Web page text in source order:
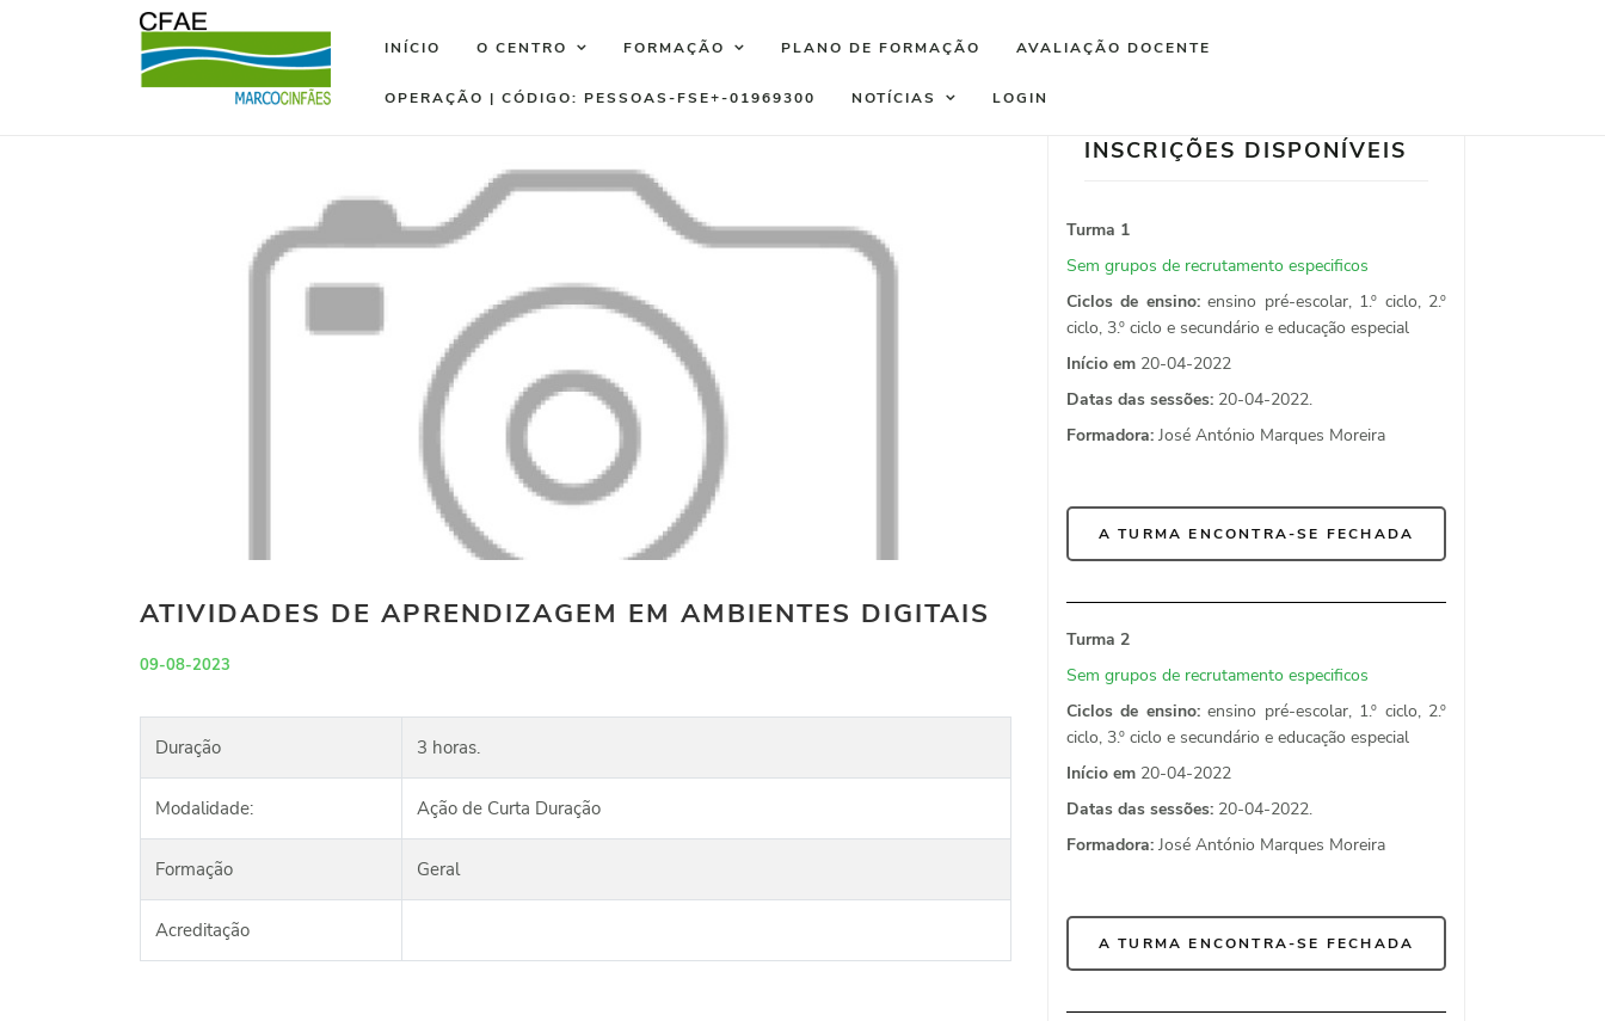
INÍCIO O CENTRO FORMAÇÃO PLANO DE FORMAÇÃO AVALIAÇÃO DOCENTE
OPERAÇÃO | CÓDIGO: PESSOAS-FSE+-01969300 NOTÍCIAS LOGIN
ATIVIDADES DE APRENDIZAGEM EM AMBIENTES DIGITAIS
09-08-2023
Duração 3 horas.
Modalidade: Ação de Curta Duração
Formação Geral
Acreditação
INSCRIÇÕES DISPONÍVEIS
Turma 1
Sem grupos de recrutamento especificos
Ciclos de ensino:ensino pré-escolar, 1.º ciclo, 2.º
ciclo, 3.º ciclo e secundário e educação especial
Início em 20-04-2022
Datas das sessões: 20-04-2022.
Formadora: José António Marques Moreira
A TURMA ENCONTRA-SE FECHADA
Turma 2
Sem grupos de recrutamento especificos
Ciclos de ensino:ensino pré-escolar, 1.º ciclo, 2.º
ciclo, 3.º ciclo e secundário e educação especial
Início em 20-04-2022
Datas das sessões: 20-04-2022.
Formadora: José António Marques Moreira
A TURMA ENCONTRA-SE FECHADA